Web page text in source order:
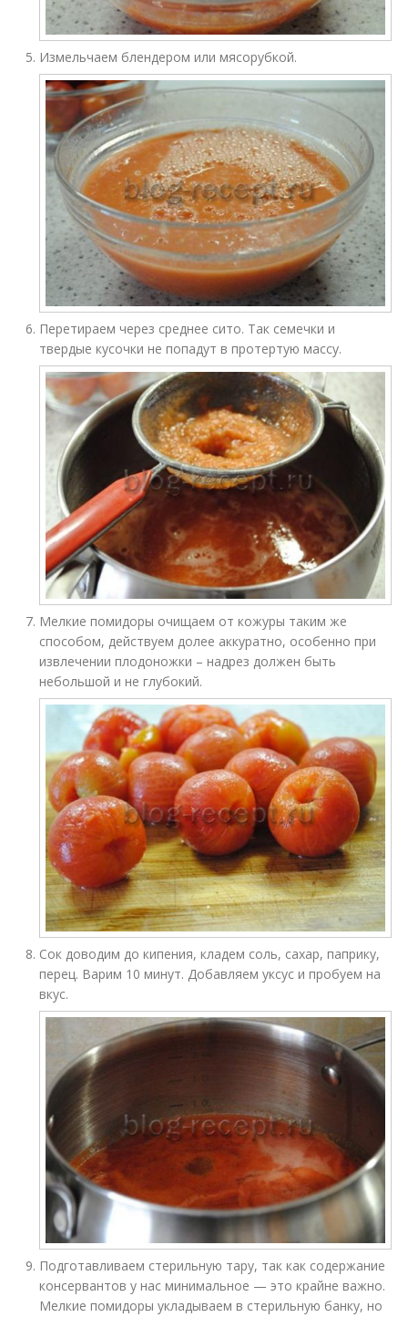
Измельчаем блендером или мясорубкой.
Перетираем через среднее сито. Так семечки и
твердые кусочки не попадут в протертую массу.
Мелкие помидоры очищаем от кожуры таким же
способом, действуем долее аккуратно, особенно при
извлечении плодоножки – надрез должен быть
небольшой и не глубокий.
Сок доводим до кипения, кладем соль, сахар, паприку,
перец. Варим 10 минут. Добавляем уксус и пробуем на
вкус.
Подготавливаем стерильную тару, так как содержание
консервантов у нас минимальное — это крайне важно.
Мелкие помидоры укладываем в стерильную банку, но